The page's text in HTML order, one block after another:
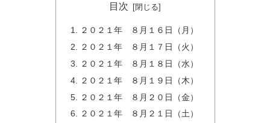
目次
２０２１年 ８月１６日（月）
２０２１年 ８月１７日（火）
２０２１年 ８月１８日（水）
２０２１年 ８月１９日（木）
２０２１年 ８月２０日（金）
２０２１年 ８月２１日（土）